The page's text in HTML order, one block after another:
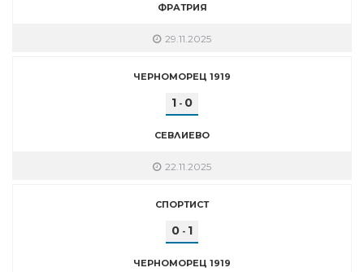
ФРАТРИЯ
29.11.2025
ЧЕРНОМОРЕЦ 1919
1 - 0
СЕВЛИЕВО
22.11.2025
СПОРТИСТ
0 - 1
ЧЕРНОМОРЕЦ 1919